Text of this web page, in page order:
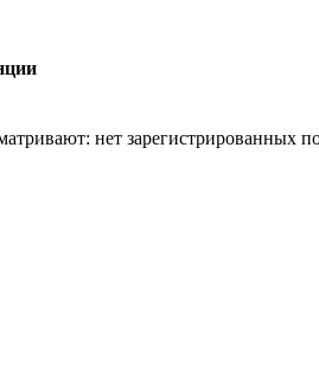
нет зарегистрированных